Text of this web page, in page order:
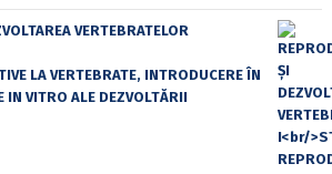
VERTEBRATELOR
LA VERTEBRATE, INTRODUCERE ÎN
IN VITRO ALE DEZVOLTĂRII